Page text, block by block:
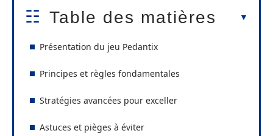
Table des matières
Présentation du jeu Pedantix
Principes et règles fondamentales
Stratégies avancées pour exceller
Astuces et pièges à éviter